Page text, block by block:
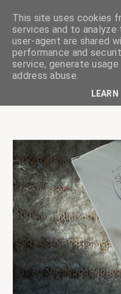
This site uses cookies
services and to analyze
user-agent are shared
performance and
service, generate
address abuse.